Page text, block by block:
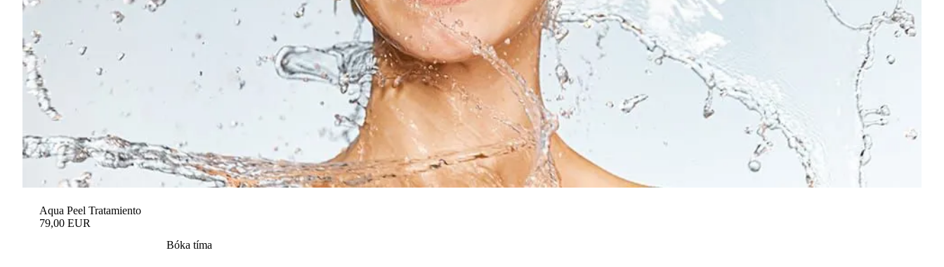
Aqua Peel Tratamiento
79,00 EUR
Bóka tíma